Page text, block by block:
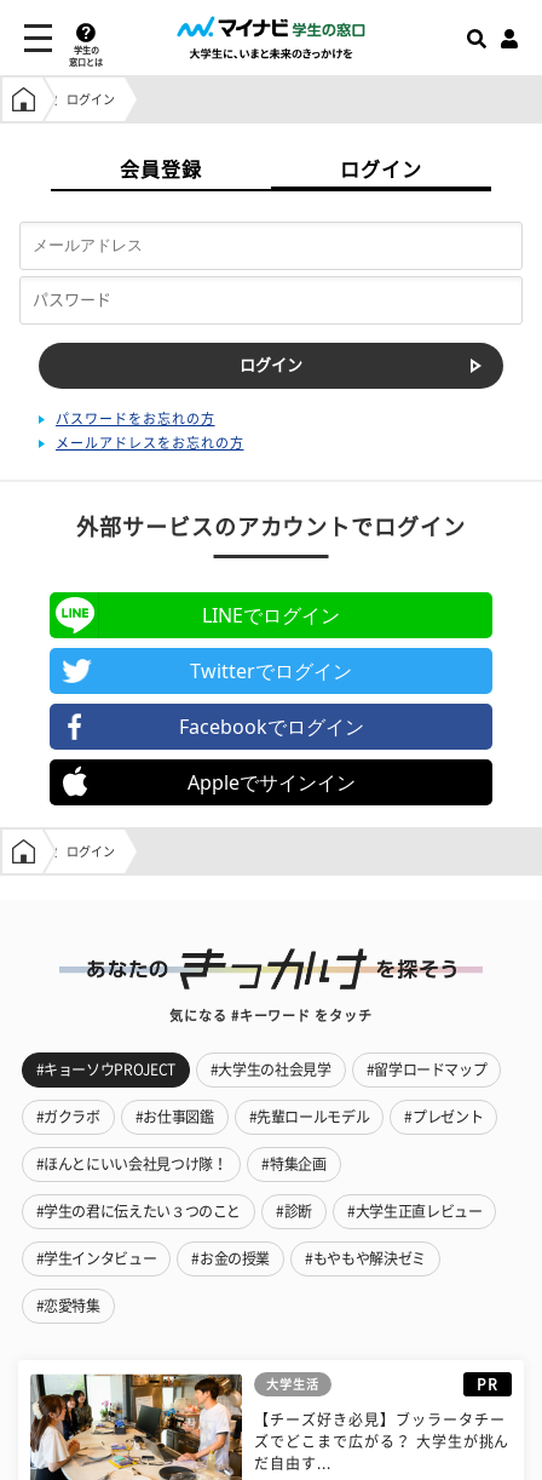
学生の
窓口とは
学生の窓口トップ
ログイン
会員登録 ログイン
パスワードをお忘れの方
メールアドレスをお忘れの方
外部サービスのアカウントでログイン
LINEでログイン
Twitterでログイン
Facebookでログイン
Appleでサインイン
学生の窓口トップ
ログイン
気になる #キーワード をタッチ
#キョーソウPROJECT #大学生の社会見学 #留学ロードマップ
#ガクラボ #お仕事図鑑 #先輩ロールモデル #プレゼント
#ほんとにいい会社見つけ隊！ #特集企画
#学生の君に伝えたい３つのこと #診断 #大学生正直レビュー
#学生インタビュー #お金の授業 #もやもや解決ゼミ
#恋愛特集
大学生活 PR
【チーズ好き必見】ブッラータチー
ズでどこまで広がる？ 大学生が挑ん
だ自由す...